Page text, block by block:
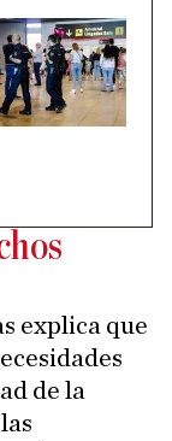
explica que
de la